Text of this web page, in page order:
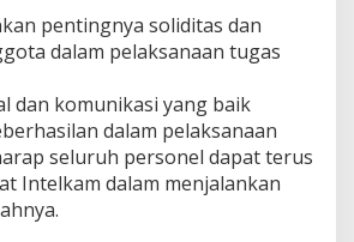
pentingnya soliditas dan
dalam pelaksanaan tugas
dan komunikasi yang baik
dalam pelaksanaan
seluruh personel dapat terus
Intelkam dalam menjalankan